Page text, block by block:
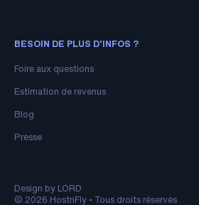
BESOIN DE PLUS D'INFOS ?
Foire aux questions
Estimation de revenus
Blog
Presse
Design by LORD
© 2026 HostnFly • Tous droits réservés